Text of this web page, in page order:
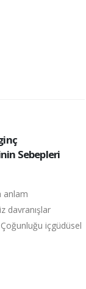
Sebepleri
anlam
davranışlar
içgüdüsel